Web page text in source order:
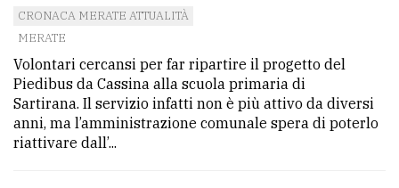
CRONACA MERATE ATTUALITÀ
MERATE
Volontari cercansi per far ripartire il progetto del
Piedibus da Cassina alla scuola primaria di
Sartirana. Il servizio infatti non è più attivo da diversi
anni, ma l’amministrazione comunale spera di poterlo
riattivare dall’...